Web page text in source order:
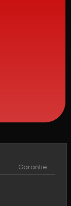
Garantie